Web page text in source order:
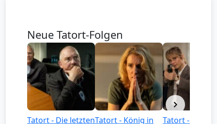
Neue Tatort-Folgen
Tatort - Die letztenTatort - König in
Tatort - Könige